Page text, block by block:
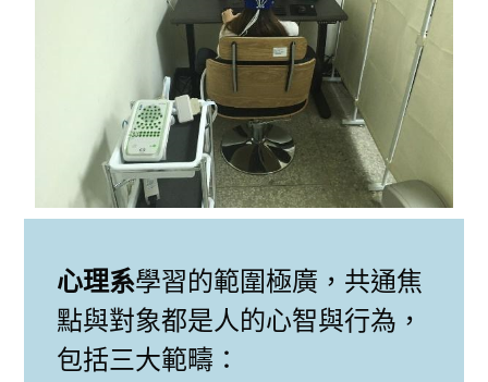
心理系學習的範圍極廣，共通焦
點與對象都是人的心智與行為，
包括三大範疇：